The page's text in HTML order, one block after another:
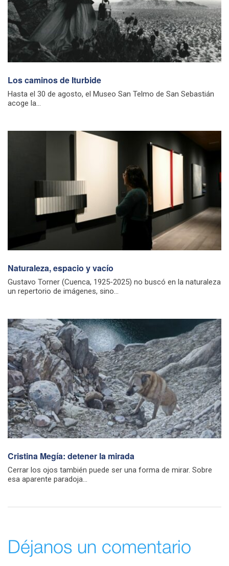
Los caminos de Iturbide
Hasta el 30 de agosto, el Museo San Telmo de San Sebastián
acoge la...
Naturaleza, espacio y vacío
Gustavo Torner (Cuenca, 1925-2025) no buscó en la naturaleza
un repertorio de imágenes, sino...
Cristina Megía: detener la mirada
Cerrar los ojos también puede ser una forma de mirar. Sobre
esa aparente paradoja...
Déjanos un comentario